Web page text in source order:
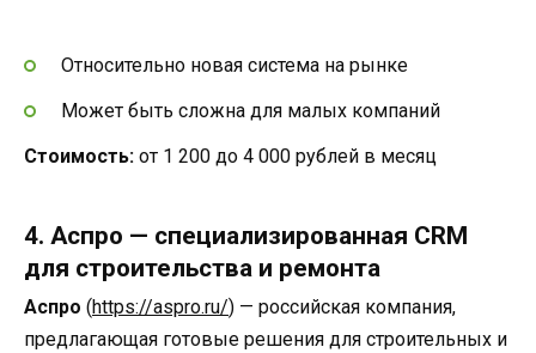
Относительно новая система на рынке
Может быть сложна для малых компаний
Стоимость: от 1 200 до 4 000 рублей в месяц
4. Аспро — специализированная CRM
для строительства и ремонта
Аспро (https://aspro.ru/) — российская компания,
предлагающая готовые решения для строительных и